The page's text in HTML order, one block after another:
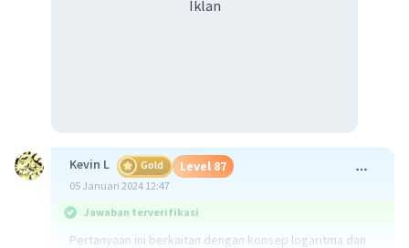
Iklan
Kevin L Gold Level 87
05 Januari 2024 12:47
Jawaban terverifikasi
Pertanyaan ini berkaitan dengan konsep logaritma dan